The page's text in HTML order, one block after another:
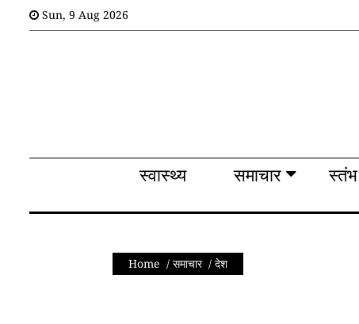
स्वास्थ्य
राजनीति
Sun, 9 Aug 2026
स्वास्थ्य समाचार स्तंभ
Home / समाचार/ देश